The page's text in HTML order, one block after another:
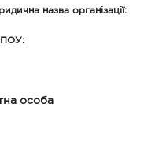
назва організації:
особа